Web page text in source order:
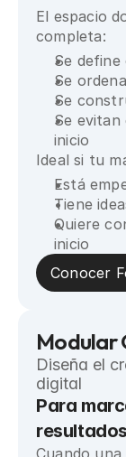
El espacio
completa:
Se
Se
Se
Se evitan
inicio
Ideal si tu
Está
Tiene
Quiere
inicio
Conocer
Modular
Diseña el
digital
Para
Cuando